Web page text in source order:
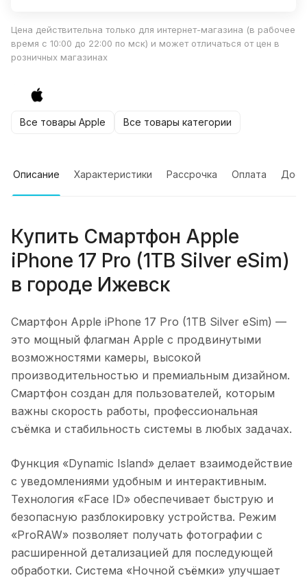
Цена действительна только для интернет-магазина (в рабочее
время с 10:00 до 22:00 по мск) и может отличаться от цен в
розничных магазинах
Все товары Apple Все товары категории
Описание Характеристики Рассрочка Оплата
Купить Смартфон Apple
iPhone 17 Pro (1TB Silver eSim)
в городе Ижевск
Смартфон Apple iPhone 17 Pro (1TB Silver eSim) —
это мощный флагман Apple с продвинутыми
возможностями камеры, высокой
производительностью и премиальным дизайном.
Смартфон создан для пользователей, которым
важны скорость работы, профессиональная
съёмка и стабильность системы в любых задачах.
Функция «Dynamic Island» делает взаимодействие
с уведомлениями удобным и интерактивным.
Технология «Face ID» обеспечивает быструю и
безопасную разблокировку устройства. Режим
«ProRAW» позволяет получать фотографии с
расширенной детализацией для последующей
обработки. Система «Ночной съёмки» улучшает